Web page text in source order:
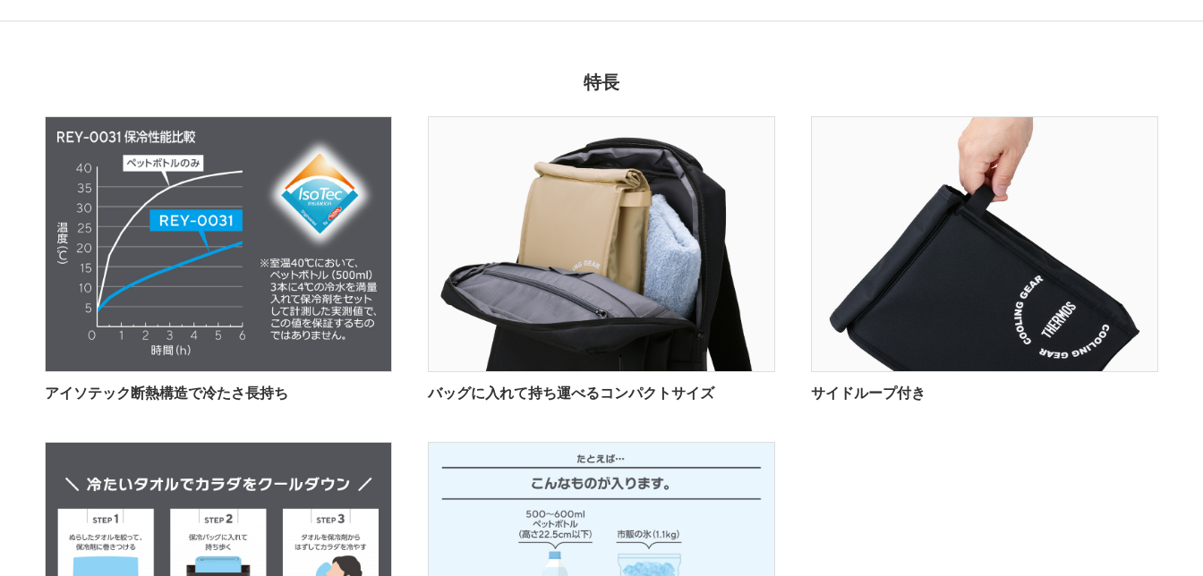
特長
アイソテック断熱構造で冷たさ長持ち バッグに入れて持ち運べるコンパクトサイズ サイドループ付き